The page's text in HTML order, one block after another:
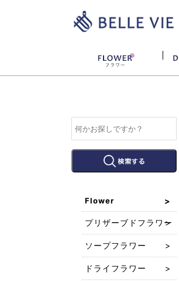
Flower
プリザーブドフラワー
ソープフラワー
ドライフラワー